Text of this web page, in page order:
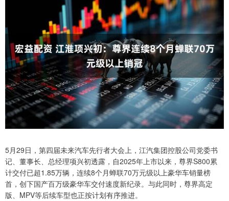
5月29日，第四届未来汽车先行者大会上，江汽集团控股公司党委书
记、董事长、总经理项兴初透露，自2025年上市以来，尊界S800累
计交付已超1.85万辆，连续8个月蝉联70万元级以上豪华车销量榜
首，创下国产百万级豪华车交付速度新纪录。与此同时，尊界高定
版、MPV等后续车型也正按计划有序推进。